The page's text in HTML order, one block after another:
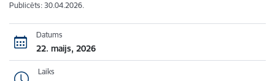
Publicēts: 30.04.2026.
Datums
22. maijs, 2026
Laiks